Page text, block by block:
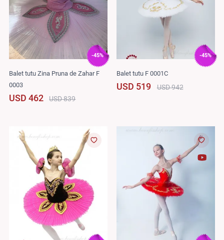
-45%
Balet tutu Zina Pruna de Zahar F
0003
USD 462 USD 839
-45%
Balet tutu F 0001C
USD 519 USD 942